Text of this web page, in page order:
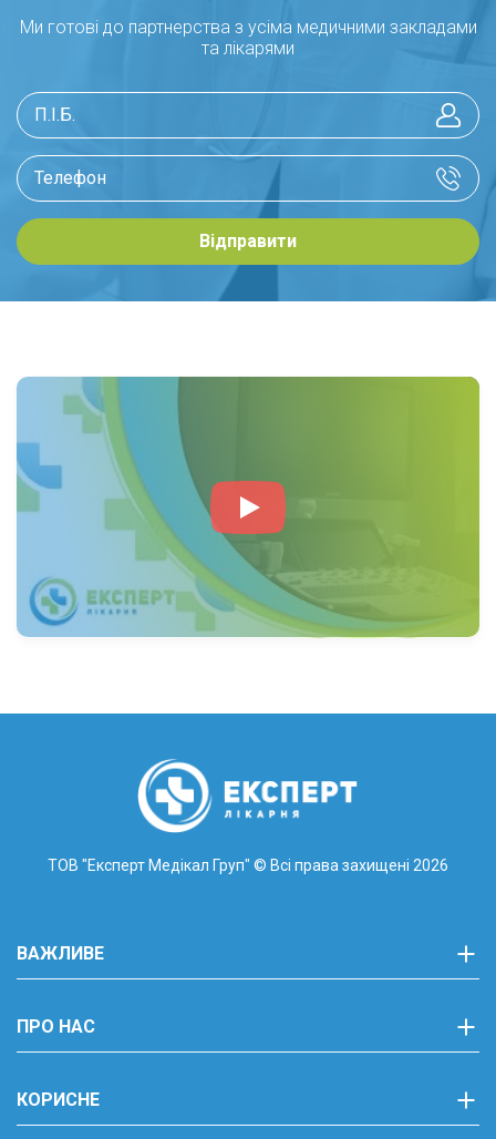
Ми готові до партнерства з усіма медичними закладами
та лікарями
Відправити
ТОВ "Експерт Медікал Груп" © Всі права захищені 2026
ВАЖЛИВЕ
ПРО НАС
КОРИСНЕ